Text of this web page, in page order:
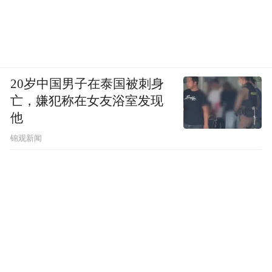
20岁中国男子在泰国被刺身
亡，嫌犯称在女友浴室发现
他
锦观新闻